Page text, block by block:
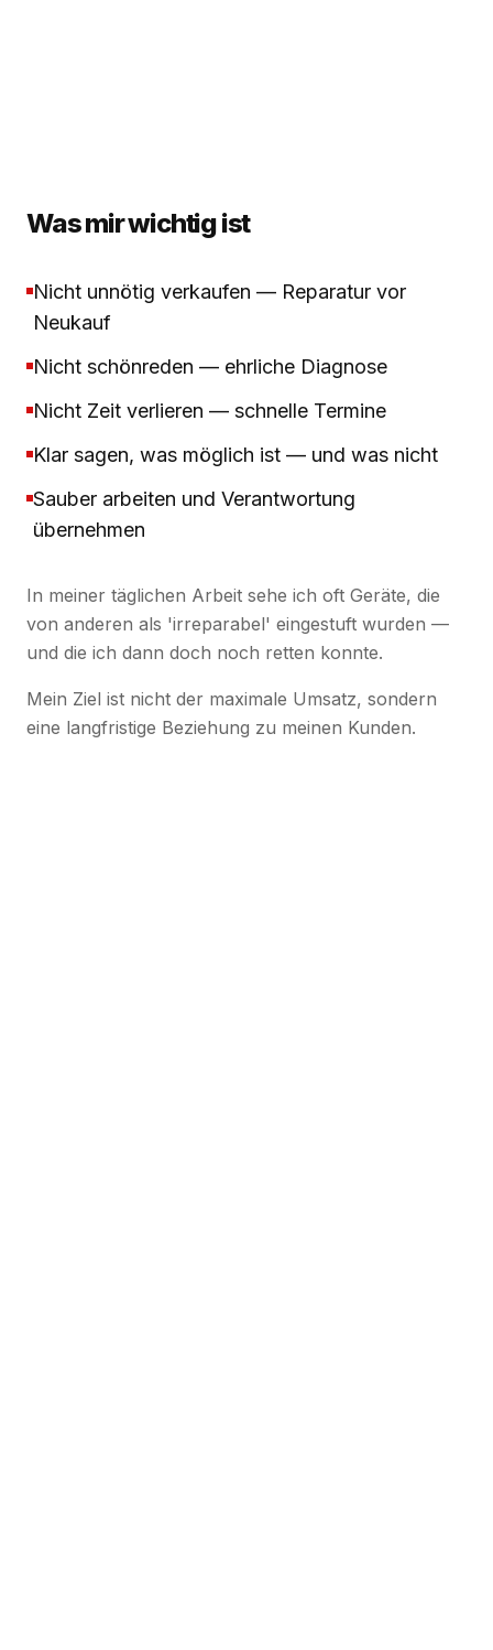
Was mir wichtig ist
Nicht unnötig verkaufen — Reparatur vor
Neukauf
Nicht schönreden — ehrliche Diagnose
Nicht Zeit verlieren — schnelle Termine
Klar sagen, was möglich ist — und was nicht
Sauber arbeiten und Verantwortung
übernehmen
In meiner täglichen Arbeit sehe ich oft Geräte, die
von anderen als 'irreparabel' eingestuft wurden —
und die ich dann doch noch retten konnte.
Mein Ziel ist nicht der maximale Umsatz, sondern
eine langfristige Beziehung zu meinen Kunden.